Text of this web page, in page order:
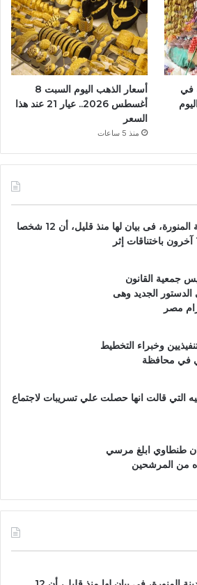
في
أسعار الذهب اليوم السبت 8
أغسطس 2026.. عيار 21 عند هذا
السعر
منذ 5 ساعات
أعلنت إمارة منطقة المدينة المنورة، فى بيان لها منذ قليل، أن 12 شخصا
جمعية القانون
الجديد وهى
وخبراء التخطيط
في محافظة
التي قالت انها حصلت علي تسريبات لاجتماع
طنطاوي ابلغ مرسي
من المرشحين